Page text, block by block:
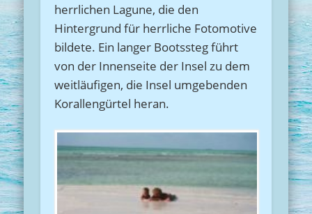
herrlichen Lagune, die den
Hintergrund für herrliche Fotomotive
bildete. Ein langer Bootssteg führt
von der Innenseite der Insel zu dem
weitläufigen, die Insel umgebenden
Korallengürtel heran.